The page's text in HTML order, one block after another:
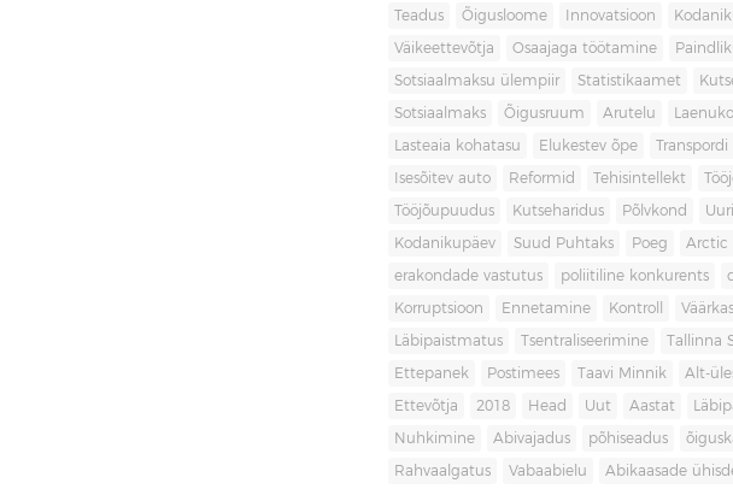
Teadus Õigusloome Innovatsioon
Väikeettevõtja Osaajaga töötamine
Sotsiaalmaksu ülempiir Statistikaamet
Sotsiaalmaks Õigusruum Arutelu
Lasteaia kohatasu Elukestev õpe
Isesõitev auto Reformid Tehisintellekt
Tööjõupuudus Kutseharidus Põlvkond
Kodanikupäev Suud Puhtaks Poeg Arctic
erakondade vastutus poliitiline konkurents
Korruptsioon Ennetamine Kontroll
Läbipaistmatus Tsentraliseerimine Tallinna
Ettepanek Postimees Taavi Minnik Alt-
Ettevõtja 2018 Head Uut Aastat
Nuhkimine Abivajadus põhiseadus
Rahvaalgatus Vabaabielu Abikaasade